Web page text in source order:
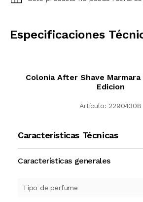
Especificaciones
Colonia After Shave
Edicion
Artículo: 22904308
Características Técnicas
Características generales
Tipo de perfume